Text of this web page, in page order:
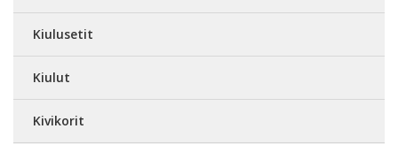
Kiulusetit
Kiulut
Kivikorit